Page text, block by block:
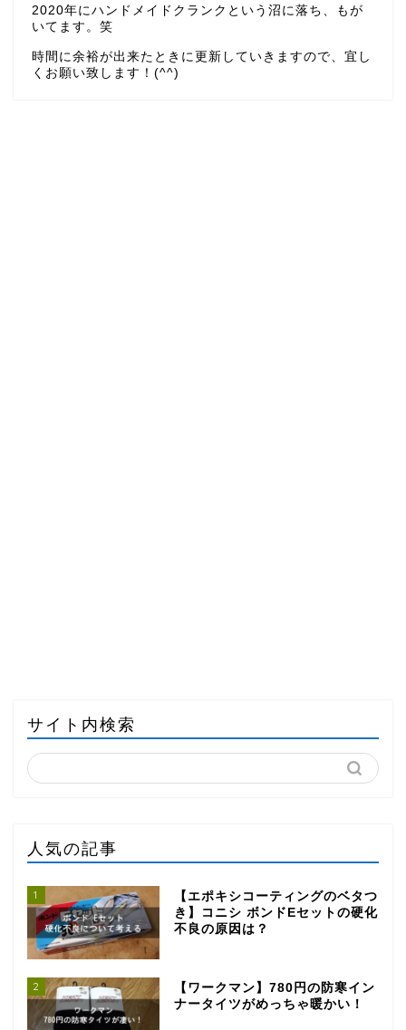
2020年にハンドメイドクランクという沼に落ち、もが
いてます。笑
時間に余裕が出来たときに更新していきますので、宜し
くお願い致します！(^^)
サイト内検索
人気の記事
1
【エポキシコーティングのベタつ
き】コニシ ボンドEセットの硬化
不良の原因は？
2
【ワークマン】780円の防寒イン
ナータイツがめっちゃ暖かい！